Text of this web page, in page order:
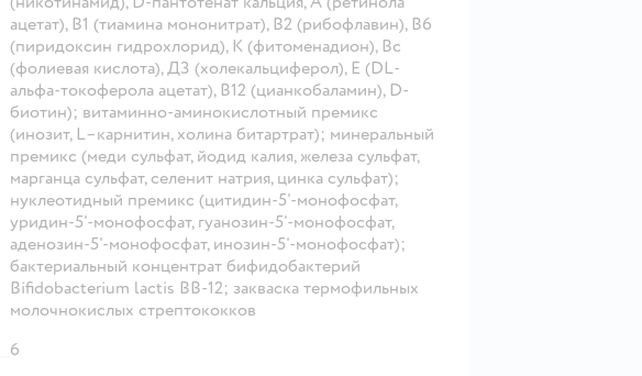
ацетат), В1 (тиамина мононитрат), В2 (рибофлавин), В6
(пиридоксин гидрохлорид), К (фитоменадион), Вс
(фолиевая кислота), Д3 (холекальциферол), Е (DL-
альфа-токоферолa aцетат), В12 (цианкобаламин), D-
биотин); витаминно-аминокислотный премикс
(инозит, L–карнитин, холина битартрат); минеральный
премикс (меди сульфат, йодид калия, железа сульфат,
марганца сульфат, селенит натрия, цинка сульфат);
нуклеотидный премикс (цитидин-5'-монофосфат,
уридин-5'-монофосфат, гуанозин-5'-монофосфат,
аденозин-5'-монофосфат, инозин-5'-монофосфат);
бактериальный концентрат бифидобактерий
Bifidobacterium lactis BB-12; закваска термофильных
молочнокислых стрептококков
6